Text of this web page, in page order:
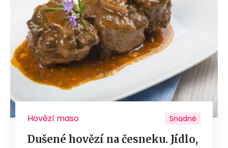
Hovězí maso Snadné
Dušené hovězí na česneku. Jídlo,